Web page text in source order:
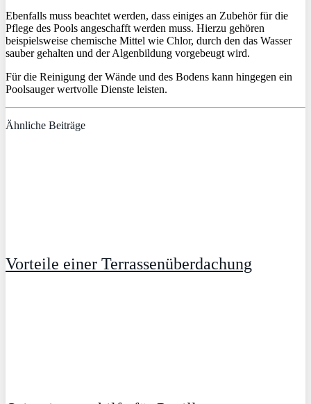
Ebenfalls muss beachtet werden, dass einiges an Zubehör für die
Pflege des Pools angeschafft werden muss. Hierzu gehören
beispielsweise chemische Mittel wie Chlor, durch den das Wasser
sauber gehalten und der Algenbildung vorgebeugt wird.
Für die Reinigung der Wände und des Bodens kann hingegen ein
Poolsauger wertvolle Dienste leisten.
Ähnliche Beiträge
Vorteile einer Terrassenüberdachung